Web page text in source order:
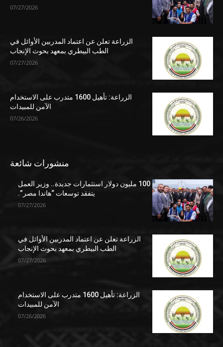
07/27/2026
الزراعة تعلن عن اعتماد المدربين الأوائل في
الطب البيطري بمعهد بحوث الإنجاب
07/27/2026
الزراعة: تأهيل 1600 متدرب على الاستخدام
الآمن للمبيدات
07/26/2026
منشورات شائعة
100 مليون دولار استثمارات جديدة.. وزير العمل
يتفقد توسعات “هاندا مصر”.
07/27/2026
الزراعة تعلن عن اعتماد المدربين الأوائل في
الطب البيطري بمعهد بحوث الإنجاب
07/27/2026
الزراعة: تأهيل 1600 متدرب على الاستخدام
الآمن للمبيدات
07/26/2026